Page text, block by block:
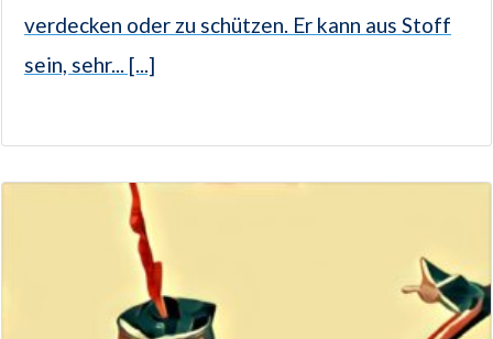
verdecken oder zu schützen. Er kann aus Stoff
sein, sehr... [...]